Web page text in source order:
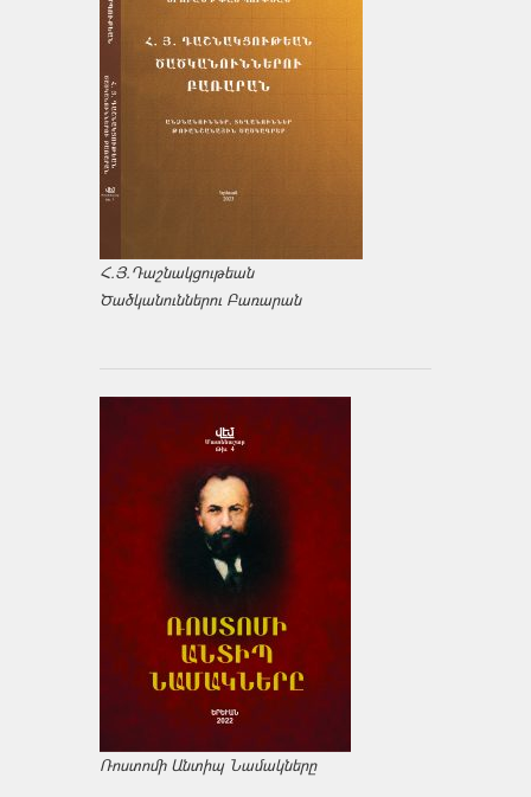
Հ.Յ.Դաշնակցութեան
Ծածկանուններու Բառարան
Ռոստոմի Անտիպ Նամակները